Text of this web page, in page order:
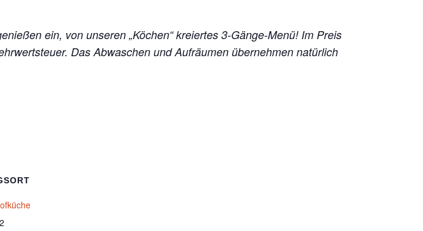
ein, von unseren „Köchen“ kreiertes 3-Gänge-Menü! Im Preis
Das Abwaschen und Aufräumen übernehmen natürlich